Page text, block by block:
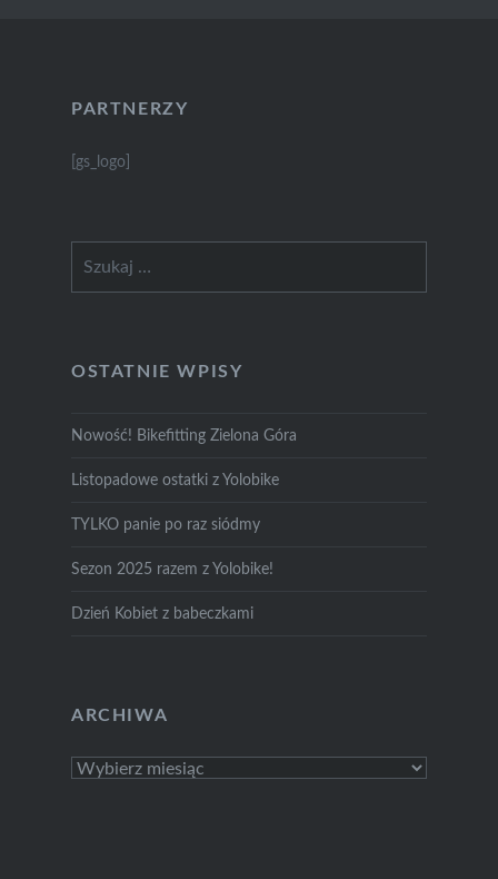
PARTNERZY
[gs_logo]
OSTATNIE WPISY
Nowość! Bikefitting Zielona Góra
Listopadowe ostatki z Yolobike
TYLKO panie po raz siódmy
Sezon 2025 razem z Yolobike!
Dzień Kobiet z babeczkami
ARCHIWA
Archiwa